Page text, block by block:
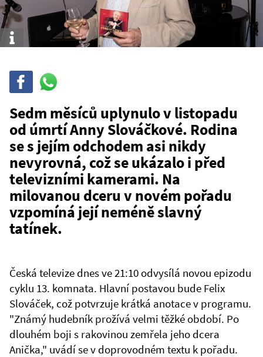
Info
Sdílej
WhatsAppu
Sedm měsíců uplynulo v listopadu
od úmrtí Anny Slováčkové. Rodina
se s jejím odchodem asi nikdy
nevyrovná, což se ukázalo i před
televizními kamerami. Na
milovanou dceru v novém pořadu
vzpomíná její neméně slavný
tatínek.
Česká televize dnes ve 21:10 odvysílá novou epizodu
cyklu 13. komnata. Hlavní postavou bude Felix
Slováček, což potvrzuje krátká anotace v programu.
"Známý hudebník prožívá velmi těžké období. Po
dlouhém boji s rakovinou zemřela jeho dcera
Anička," uvádí se v doprovodném textu k pořadu.